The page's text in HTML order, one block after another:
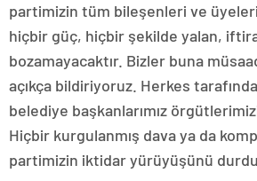
partimizin tüm bileşenleri ve
hiçbir güç, hiçbir şekilde yalan,
bozamayacaktır. Bizler buna
açıkça bildiriyoruz. Herkes
belediye başkanlarımız
Hiçbir kurgulanmış dava ya da
partimizin iktidar yürüyüşünü